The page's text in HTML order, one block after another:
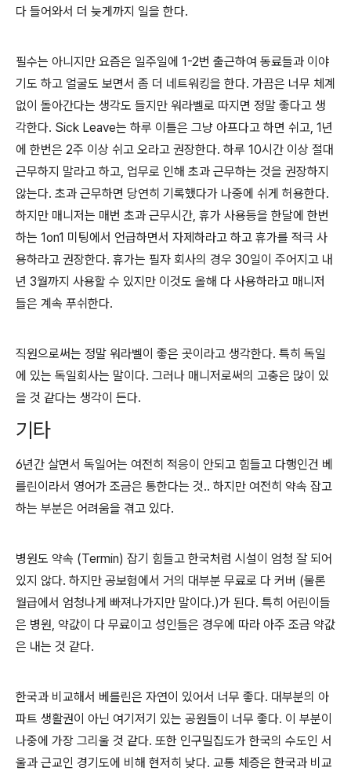
다 들어와서 더 늦게까지 일을 한다.
필수는 아니지만 요즘은 일주일에 1-2번 출근하여 동료들과 이야
기도 하고 얼굴도 보면서 좀 더 네트워킹을 한다. 가끔은 너무 체계
없이 돌아간다는 생각도 들지만 워라벨로 따지면 정말 좋다고 생
각한다. Sick Leave는 하루 이틀은 그냥 아프다고 하면 쉬고, 1년
에 한번은 2주 이상 쉬고 오라고 권장한다. 하루 10시간 이상 절대
근무하지 말라고 하고, 업무로 인해 초과 근무하는 것을 권장하지
않는다. 초과 근무하면 당연히 기록했다가 나중에 쉬게 허용한다.
하지만 매니저는 매번 초과 근무시간, 휴가 사용등을 한달에 한번
하는 1on1 미팅에서 언급하면서 자제하라고 하고 휴가를 적극 사
용하라고 권장한다. 휴가는 필자 회사의 경우 30일이 주어지고 내
년 3월까지 사용할 수 있지만 이것도 올해 다 사용하라고 매니저
들은 계속 푸쉬한다.
직원으로써는 정말 워라벨이 좋은 곳이라고 생각한다. 특히 독일
에 있는 독일회사는 말이다. 그러나 매니저로써의 고충은 많이 있
을 것 같다는 생각이 든다.
기타
6년간 살면서 독일어는 여전히 적응이 안되고 힘들고 다행인건 베
를린이라서 영어가 조금은 통한다는 것.. 하지만 여전히 약속 잡고
하는 부분은 어려움을 겪고 있다.
병원도 약속 (Termin) 잡기 힘들고 한국처럼 시설이 엄청 잘 되어
있지 않다. 하지만 공보험에서 거의 대부분 무료로 다 커버 (물론
월급에서 엄청나게 빠져나가지만 말이다.)가 된다. 특히 어린이들
은 병원, 약값이 다 무료이고 성인들은 경우에 따라 아주 조금 약값
은 내는 것 같다.
한국과 비교해서 베를린은 자연이 있어서 너무 좋다. 대부분의 아
파트 생활권이 아닌 여기저기 있는 공원들이 너무 좋다. 이 부분이
나중에 가장 그리울 것 같다. 또한 인구밀집도가 한국의 수도인 서
울과 근교인 경기도에 비해 현저히 낮다. 교통 체증은 한국과 비교